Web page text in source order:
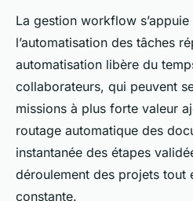
La gestion workflow
l’automatisation des tâches
automatisation libère du
collaborateurs, qui peuvent
missions à plus forte valeur
routage automatique des
instantanée des étapes
déroulement des projets tout
constante.